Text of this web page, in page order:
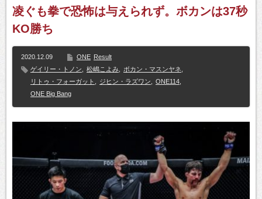
凌ぐも拳で恐怖は与えられず。ボカンは37秒
KO勝ち
2020.12.09 ONE Result
ゲイリー・トノン
松嶋こよみ ボカン・マスンヤネ
リトゥ・フォーガット
ジヒン・ラズワン ONE114
ONE Big Bang